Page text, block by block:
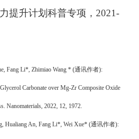
提升计划科普专项， 2021-
Fang Li*, Zhimiao Wang * (通讯作者):
Carbonate over Mg-Zr Composite Oxide
. Nanomaterials, 2022, 12, 1972.
Hualiang An, Fang Li*, Wei Xue* (通讯作者):